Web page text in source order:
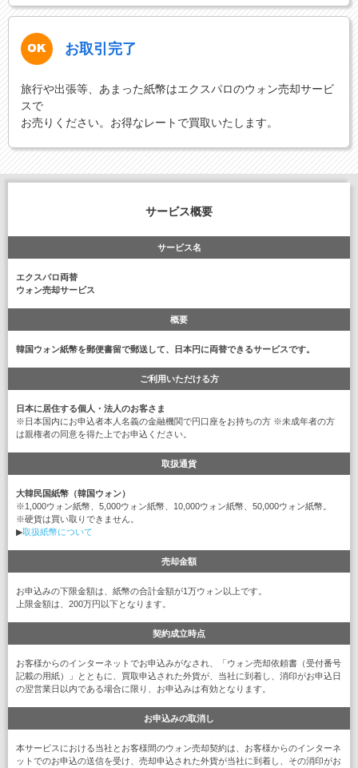
お取引完了
旅行や出張等、あまった紙幣はエクスパロのウォン売却サービ
スで
お売りください。お得なレートで買取いたします。
サービス概要
サービス名
エクスパロ両替
ウォン売却サービス
概要
韓国ウォン紙幣を郵便書留で郵送して、日本円に両替できるサービスです。
ご利用いただける方
日本に居住する個人・法人のお客さま
※日本国内にお申込者本人名義の金融機関で円口座をお持ちの方 ※未成年者の方
は親権者の同意を得た上でお申込ください。
取扱通貨
大韓民国紙幣（韓国ウォン）
※1,000ウォン紙幣、5,000ウォン紙幣、10,000ウォン紙幣、50,000ウォン紙幣。
※硬貨は買い取りできません。
▶取扱紙幣について
売却金額
お申込みの下限金額は、紙幣の合計金額が1万ウォン以上です。
上限金額は、200万円以下となります。
契約成立時点
お客様からのインターネットでお申込みがなされ、「ウォン売却依頼書（受付番号
記載の用紙）」とともに、買取申込された外貨が、当社に到着し、消印がお申込日
の翌営業日以内である場合に限り、お申込みは有効となります。
お申込みの取消し
本サービスにおける当社とお客様間のウォン売却契約は、お客様からのインターネ
ットでのお申込の送信を受け、売却申込された外貨が当社に到着し、その消印がお